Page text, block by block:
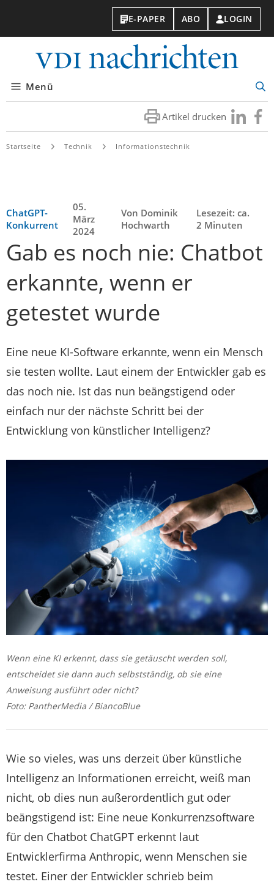
E-PAPER ABO LOGIN
Menü
Artikel drucken Besuchen
Sie
Sie
Startseite Technik Informationstechnik
ChatGPT-
Konkurrent
05.
März
2024
Von Dominik
Hochwarth
Lesezeit: ca.
2 Minuten
Gab es noch nie: Chatbot
erkannte, wenn er
getestet wurde
Eine neue KI-Software erkannte, wenn ein Mensch
sie testen wollte. Laut einem der Entwickler gab es
das noch nie. Ist das nun beängstigend oder
einfach nur der nächste Schritt bei der
Entwicklung von künstlicher Intelligenz?
Wenn eine KI erkennt, dass sie getäuscht werden soll,
entscheidet sie dann auch selbstständig, ob sie eine
Anweisung ausführt oder nicht?
Foto: PantherMedia / BiancoBlue
Wie so vieles, was uns derzeit über künstliche
Intelligenz an Informationen erreicht, weiß man
nicht, ob dies nun außerordentlich gut oder
beängstigend ist: Eine neue Konkurrenzsoftware
für den Chatbot ChatGPT erkennt laut
Entwicklerfirma Anthropic, wenn Menschen sie
testet. Einer der Entwickler schrieb beim